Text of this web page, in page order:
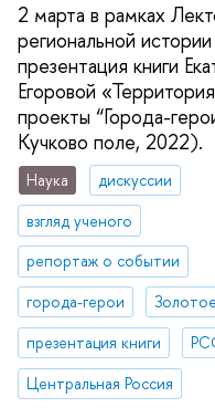
2 марта в рамках
региональной
презентация книги
Егоровой
проекты “Города-
Кучково поле, 2022).
Наука
дискуссии
взгляд ученого
репортаж о событии
города-герои
презентация книги
Центральная Россия